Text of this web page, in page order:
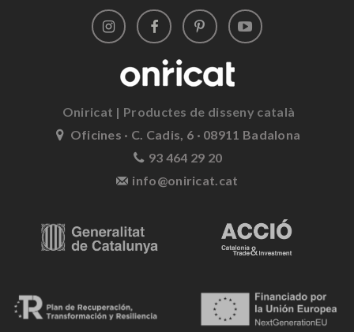
Oniricat | Productes de disseny català
Oficines · C. Cadis, 6 · 08911 Badalona
93 464 29 20
info@oniricat.cat